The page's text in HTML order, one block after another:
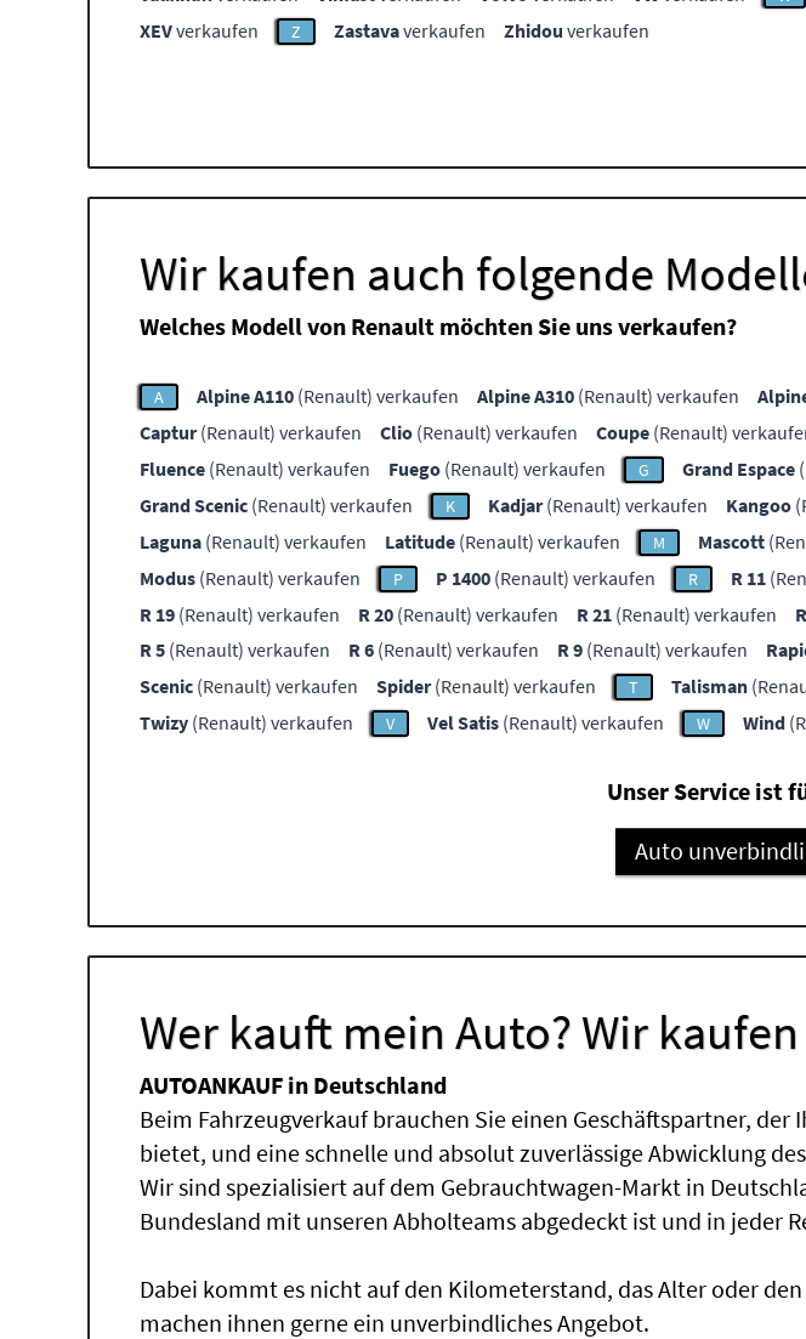
XEVverkaufen Z Zastavaverkaufen Zhidou verkaufen
Wir kaufen auch folgende
Welches Modell von Renault möchten Sie uns verkaufen?
A Alpine A110 (Renault) verkaufen Alpine A310 (Renault) verkaufen
Captur(Renault) verkaufen Clio (Renault) verkaufen Coupe (Renault)
Fluence (Renault) verkaufen Fuego (Renault) verkaufen G Grand Espace
Grand Scenic (Renault) verkaufen K Kadjar(Renault) verkaufen Kangoo
Laguna (Renault) verkaufen Latitude (Renault) verkaufen M Mascott
Modus (Renault) verkaufen P P 1400 (Renault) verkaufen R R 11
R 19 (Renault) verkaufen R 20 (Renault) verkaufen R 21 (Renault) verkaufen
R 5 (Renault) verkaufen R 6 (Renault) verkaufen R 9 (Renault) verkaufen
Scenic (Renault) verkaufen Spider(Renault) verkaufen T Talisman
Twizy (Renault) verkaufen V Vel Satis (Renault) verkaufen W Wind
Unser Service ist
Auto
Wer kauft mein Auto? Wir
AUTOANKAUF in Deutschland
Beim Fahrzeugverkauf brauchen Sie einen Geschäftspartner,
bietet, und eine schnelle und absolut zuverlässige Abwicklung
Wir sind spezialisiert auf dem Gebrauchtwagen-Markt in
Bundesland mit unseren Abholteams abgedeckt ist und in jeder
Dabei kommt es nicht auf den Kilometerstand, das Alter oder
machen ihnen gerne ein unverbindliches Angebot.